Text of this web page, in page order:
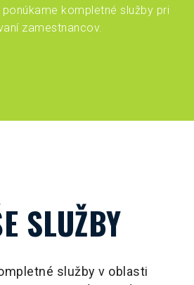
kompletné služby pri
zamestnancov.
SLUŽBY
služby v oblasti